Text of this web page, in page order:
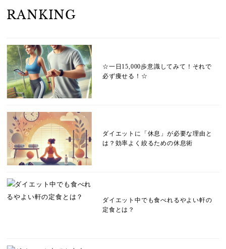
RANKING
☆一日15,000歩意識してみて！それで
必ず痩せる！☆
ダイエットに「休息」が必要な理由と
は？効率よく絞るための休息術
ダイエット中でも食べれるやよい軒の
定食とは？